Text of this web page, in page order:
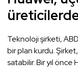
Teknoloji şirketi,
bir plan kurdu.
satabilir. Bir yıl önce